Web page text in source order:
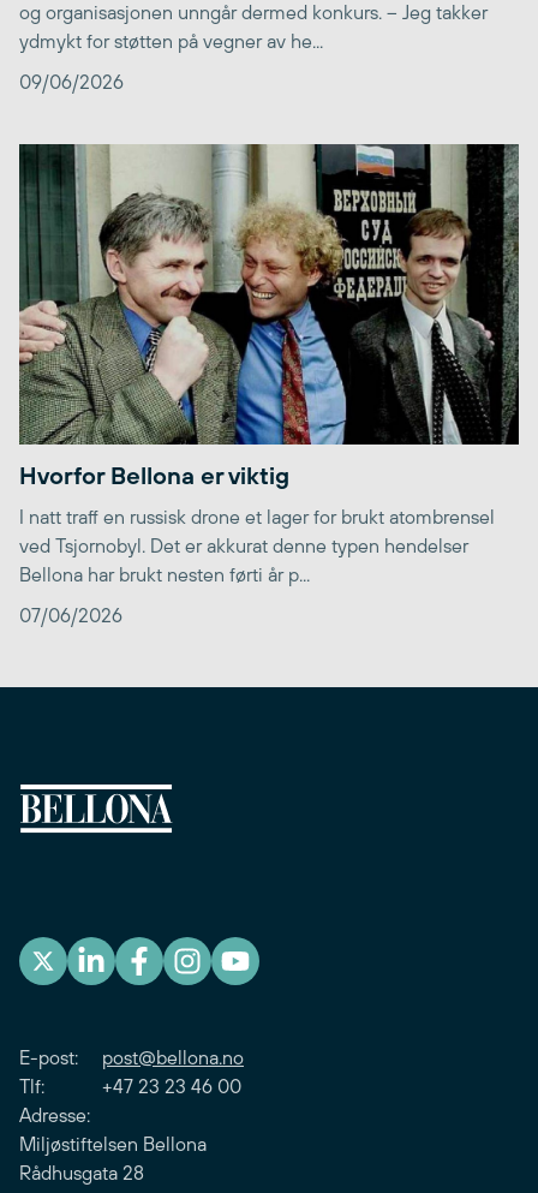
og organisasjonen unngår dermed konkurs. – Jeg takker
ydmykt for støtten på vegner av he...
09/06/2026
Hvorfor Bellona er viktig
I natt traff en russisk drone et lager for brukt atombrensel
ved Tsjornobyl. Det er akkurat denne typen hendelser
Bellona har brukt nesten førti år p...
07/06/2026
E-post: post@bellona.no
Tlf: +47 23 23 46 00
Adresse:
Miljøstiftelsen Bellona
Rådhusgata 28